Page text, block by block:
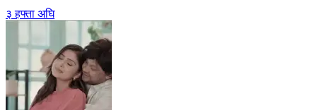
३ हफ्ता अघि